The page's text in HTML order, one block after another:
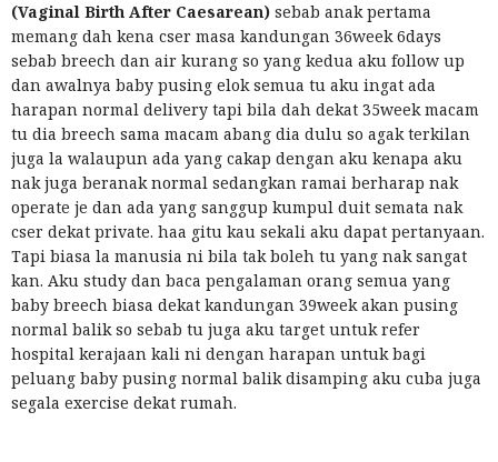
(Vaginal Birth After Caesarean) sebab anak pertama
memang dah kena cser masa kandungan 36week 6days
sebab breech dan air kurang so yang kedua aku follow up
dan awalnya baby pusing elok semua tu aku ingat ada
harapan normal delivery tapi bila dah dekat 35week macam
tu dia breech sama macam abang dia dulu so agak terkilan
juga la walaupun ada yang cakap dengan aku kenapa aku
nak juga beranak normal sedangkan ramai berharap nak
operate je dan ada yang sanggup kumpul duit semata nak
cser dekat private. haa gitu kau sekali aku dapat pertanyaan.
Tapi biasa la manusia ni bila tak boleh tu yang nak sangat
kan. Aku study dan baca pengalaman orang semua yang
baby breech biasa dekat kandungan 39week akan pusing
normal balik so sebab tu juga aku target untuk refer
hospital kerajaan kali ni dengan harapan untuk bagi
peluang baby pusing normal balik disamping aku cuba juga
segala exercise dekat rumah.